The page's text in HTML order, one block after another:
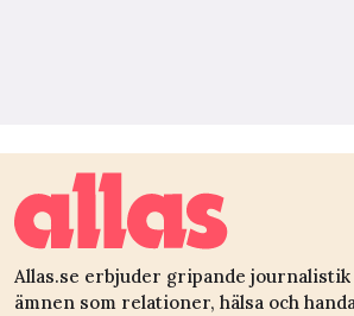
Allas.se erbjuder gripande
ämnen som relationer, hälsa och